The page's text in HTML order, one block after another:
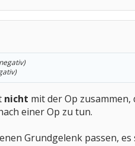
nicht mit der Op
einer Op zu tun.
Grundgelenk passen,